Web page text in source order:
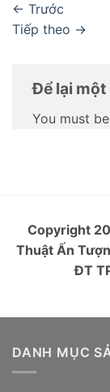
← Trước
Tiếp theo →
Để lại một
You must
Copyright
Thuật Ấn
ĐT
DANH MỤC